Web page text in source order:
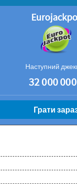
Наступний
32 000 000
Грати